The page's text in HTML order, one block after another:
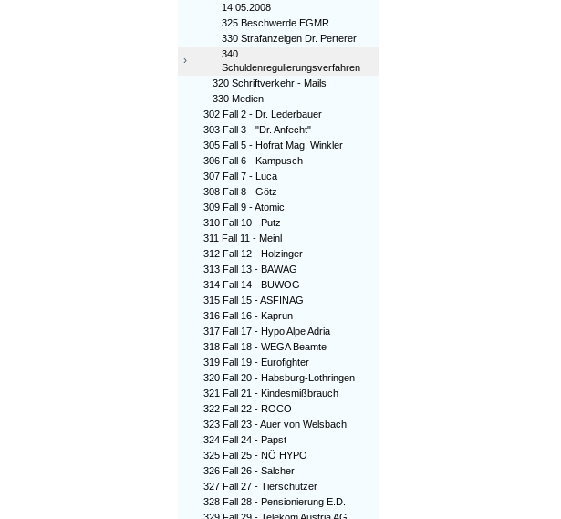
14.05.2008
325 Beschwerde EGMR
330 Strafanzeigen Dr. Perterer
›
340
Schuldenregulierungsverfahren
320 Schriftverkehr - Mails
330 Medien
302 Fall 2 - Dr. Lederbauer
303 Fall 3 - "Dr. Anfecht"
305 Fall 5 - Hofrat Mag. Winkler
306 Fall 6 - Kampusch
307 Fall 7 - Luca
308 Fall 8 - Götz
309 Fall 9 - Atomic
310 Fall 10 - Putz
311 Fall 11 - Meinl
312 Fall 12 - Holzinger
313 Fall 13 - BAWAG
314 Fall 14 - BUWOG
315 Fall 15 - ASFINAG
316 Fall 16 - Kaprun
317 Fall 17 - Hypo Alpe Adria
318 Fall 18 - WEGA Beamte
319 Fall 19 - Eurofighter
320 Fall 20 - Habsburg-Lothringen
321 Fall 21 - Kindesmißbrauch
322 Fall 22 - ROCO
323 Fall 23 - Auer von Welsbach
324 Fall 24 - Papst
325 Fall 25 - NÖ HYPO
326 Fall 26 - Salcher
327 Fall 27 - Tierschützer
328 Fall 28 - Pensionierung E.D.